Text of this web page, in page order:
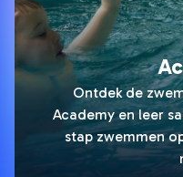
Ontdek de
Academy en leer
stap zwemmen